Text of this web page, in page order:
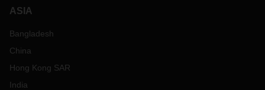
ASIA
Bangladesh
China
Hong Kong SAR
India